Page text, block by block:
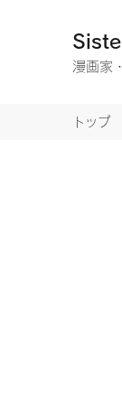
漫画家
トップ